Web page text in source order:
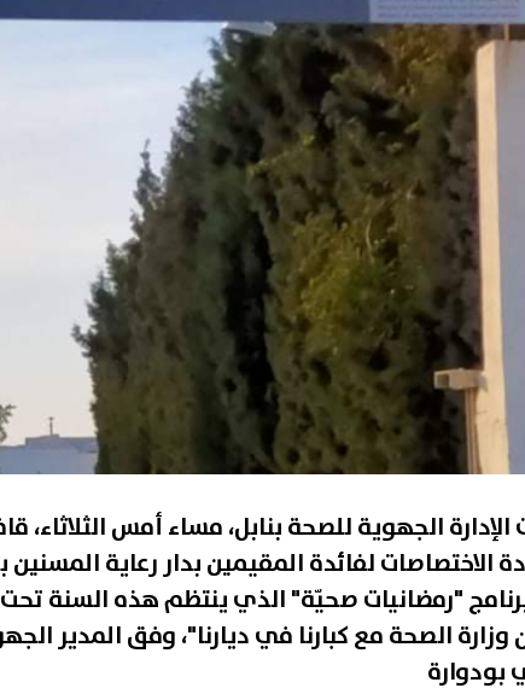
الجهوية للصحة بنابل، مساء أمس الثلاثاء،
الاختصاصات لفائدة المقيمين بدار رعاية المسنين
"رمضانيات صحيّة" الذي ينتظم هذه السنة
وزارة الصحة مع كبارنا في ديارنا"، وفق المدير